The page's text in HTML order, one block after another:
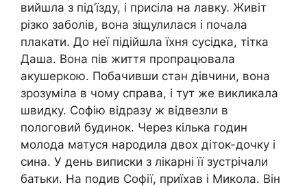
вийшла з під’їзду, і присіла на лавку. Живіт
різко заболів, вона зіщулилася і почала
плакати. До неї підійшла їхня сусідка, тітка
Даша. Вона пів життя пропрацювала
акушеркою. Побачивши стан дівчини, вона
зрозуміла в чому справа, і тут же викликала
швидку. Софію відразу ж відвезли в
пологовий будинок. Через кілька годин
молода матуся народила двох діток-дочку і
сина. У день виписки з лікарні її зустрічали
батьки. На подив Софії, приїхав і Микола. Він